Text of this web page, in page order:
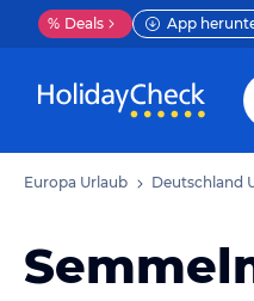
% Deals App
Europa Urlaub Deutschland